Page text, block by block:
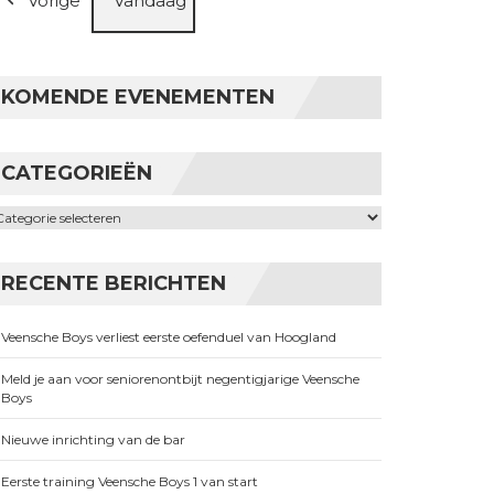
KOMENDE EVENEMENTEN
CATEGORIEËN
RECENTE BERICHTEN
Veensche Boys verliest eerste oefenduel van Hoogland
Meld je aan voor seniorenontbijt negentigjarige Veensche
Boys
Nieuwe inrichting van de bar
Eerste training Veensche Boys 1 van start